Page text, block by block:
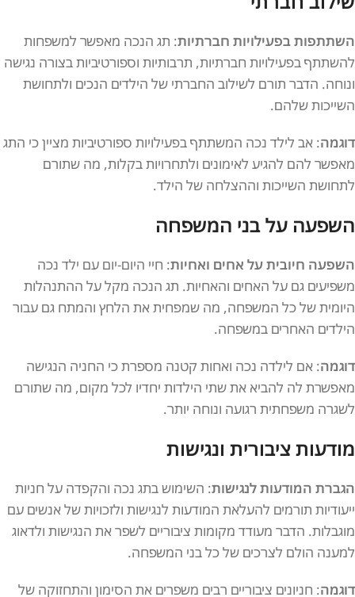
השתתפות בפעילויות חברתיות: תג הנכה מאפשר למשפחות
להשתתף בפעילויות חברתיות, תרבותיות וספורטיביות בצורה נגישה
ונוחה. הדבר תורם לשילוב החברתי של הילדים הנכים ולתחושת
השייכות שלהם.
דוגמה: אב לילד נכה המשתתף בפעילויות ספורטיביות מציין כי התג
מאפשר להם להגיע לאימונים ולתחרויות בקלות, מה שתורם
לתחושת השייכות וההצלחה של הילד.
השפעה על בני המשפחה
השפעה חיובית על אחים ואחיות: חיי היום-יום עם ילד נכה
משפיעים גם על האחים והאחיות. תג הנכה מקל על ההתנהלות
היומית של כל המשפחה, מה שמפחית את הלחץ והמתח גם עבור
הילדים האחרים במשפחה.
דוגמה: אם לילדה נכה ואחות קטנה מספרת כי החניה הנגישה
מאפשרת לה להביא את שתי הילדות יחדיו לכל מקום, מה שתורם
לשגרה משפחתית רגועה ונוחה יותר.
מודעות ציבורית ונגישות
הגברת המודעות לנגישות: השימוש בתג נכה והקפדה על חניות
ייעודיות תורמים להעלאת המודעות לנגישות ולזכויות של אנשים עם
מוגבלות. הדבר מעודד מקומות ציבוריים לשפר את הנגישות ולדאוג
למענה הולם לצרכים של כל בני המשפחה.
דוגמה: חניונים ציבוריים רבים משפרים את הסימון והתחזוקה של